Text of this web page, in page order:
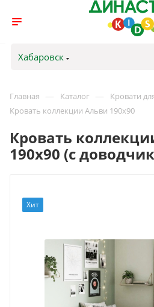
Хабаровск
Главная — Каталог — Кровати
Кровать коллекции Альви 190х90
Кровать
190х90 (с
Хит